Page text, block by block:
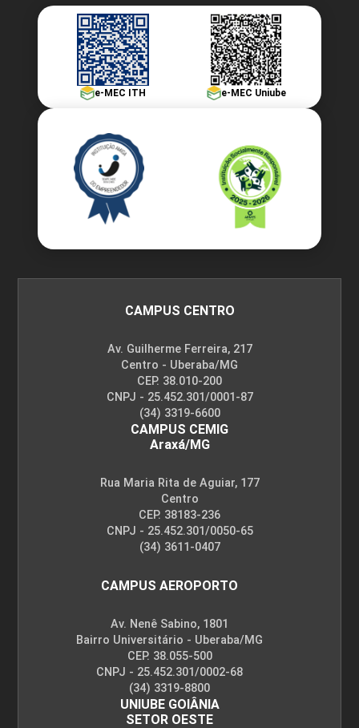
e-MEC ITH e-MEC Uniube
CAMPUS CENTRO
Av. Guilherme Ferreira, 217
Centro - Uberaba/MG
CEP. 38.010-200
CNPJ - 25.452.301/0001-87
(34) 3319-6600
CAMPUS CEMIG
Araxá/MG
Rua Maria Rita de Aguiar, 177
Centro
CEP. 38183-236
CNPJ - 25.452.301/0050-65
(34) 3611-0407
CAMPUS AEROPORTO
Av. Nenê Sabino, 1801
Bairro Universitário - Uberaba/MG
CEP. 38.055-500
CNPJ - 25.452.301/0002-68
(34) 3319-8800
UNIUBE GOIÂNIA
SETOR OESTE